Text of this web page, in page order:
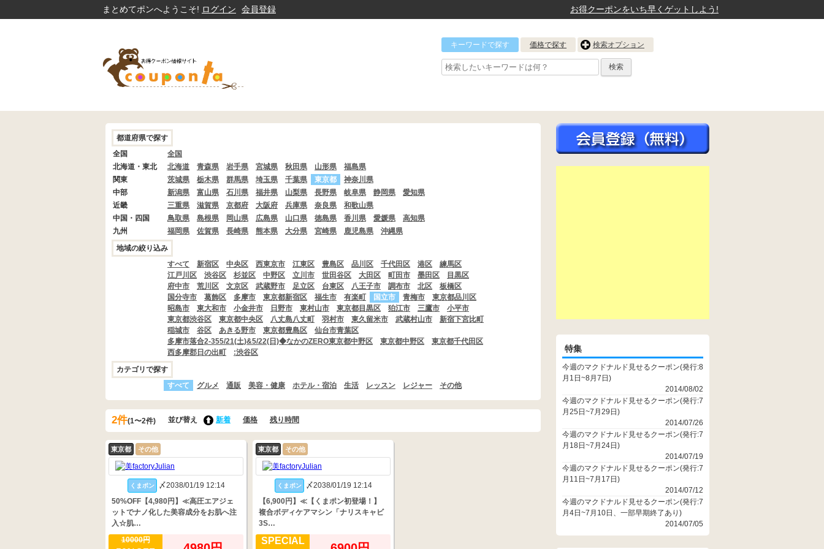
まとめてポンへようこそ! ログイン 会員登録 お得クーポンをいち早くゲットしよう!
キーワードで探す 価格で探す 検索オプション
都道府県で探す
全国
全国
北海道・東北
北海道 青森県 岩手県 宮城県 秋田県 山形県
福島県
関東
茨城県 栃木県 群馬県 埼玉県 千葉県 東京都
神奈川県
中部
新潟県 富山県 石川県 福井県 山梨県 長野県 岐阜県 静岡県
愛知県
近畿
三重県 滋賀県 京都府 大阪府 兵庫県 奈良県
和歌山県
中国・四国
鳥取県 島根県 岡山県 広島県 山口県 徳島県 香川県 愛媛県
高知県
九州
福岡県 佐賀県 長崎県 熊本県 大分県 宮崎県 鹿児島県
沖縄県
地域の絞り込み
すべて
新宿区 中央区 西東京市 江東区 豊島区 品川区 千代田区 港区
練馬区
江戸川区
渋谷区 杉並区 中野区 立川市 世田谷区 大田区 町田市 墨田区
目黒区
府中市
荒川区 文京区 武蔵野市 足立区 台東区 八王子市 調布市 北区
板橋区
国分寺市
葛飾区 多摩市 東京都新宿区 福生市 有楽町 国立市 青梅市
東京都品川区
昭島市
東大和市 小金井市 日野市 東村山市 東京都目黒区 狛江市 三鷹市
小平市
東京都渋谷区
東京都中央区 八丈島八丈町 羽村市 東久留米市 武蔵村山市
新宿下宮比町
稲城市
谷区 あきる野市 東京都豊島区
仙台市青葉区
多摩市落合2-355/21(土)&5/22(日)◆なかのZERO東京都中野区
東京都中野区
東京都千代田区
西多摩郡日の出町
:渋谷区
カテゴリで探す
すべて
グルメ 通販 美容・健康 ホテル・宿泊 生活 レッスン レジャー その他
2件(1〜2件) 並び替え 新着 価格 残り時間
東京都 その他
くまポン
〆2038/01/19 12:14
50%OFF【4,980円】≪高圧エアジェ
ットでナノ化した美容成分をお肌へ注
入☆肌…
10000円
東京都 その他
くまポン
〆2038/01/19 12:14
【6,900円】≪【くまポン初登場！】
複合ボディケアマシン「ナリスキャビ
3S…
SPECIAL
特集
今週のマクドナルド見せるクーポン(発行:8
月1日~8月7日)
2014/08/02
今週のマクドナルド見せるクーポン(発行:7
月25日~7月29日)
2014/07/26
今週のマクドナルド見せるクーポン(発行:7
月18日~7月24日)
2014/07/19
今週のマクドナルド見せるクーポン(発行:7
月11日~7月17日)
2014/07/12
今週のマクドナルド見せるクーポン(発行:7
月4日~7月10日、一部早期終了あり)
2014/07/05